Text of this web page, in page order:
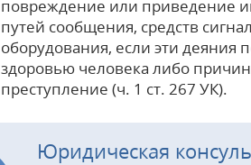
повреждение или приведение
путей сообщения, средств
оборудования, если эти деяния
здоровью человека либо
преступление (ч. 1 ст. 267 УК).
Юридическая